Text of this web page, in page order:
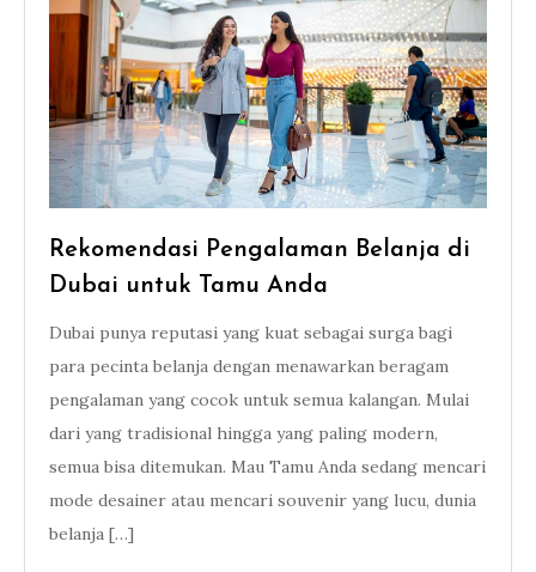
Rekomendasi Pengalaman Belanja di
Dubai untuk Tamu Anda
Dubai punya reputasi yang kuat sebagai surga bagi
para pecinta belanja dengan menawarkan beragam
pengalaman yang cocok untuk semua kalangan. Mulai
dari yang tradisional hingga yang paling modern,
semua bisa ditemukan. Mau Tamu Anda sedang mencari
mode desainer atau mencari souvenir yang lucu, dunia
belanja […]